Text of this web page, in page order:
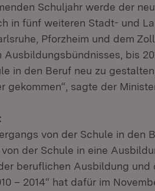
Schuljahr werde der
in fünf weiteren Stadt- und
Pforzheim und dem
bis
in den Beruf neu zu
gekommen“, sagte der
von der Schule in den
der Schule in eine
beruflichen Ausbildung
– 2014“ hat dafür im